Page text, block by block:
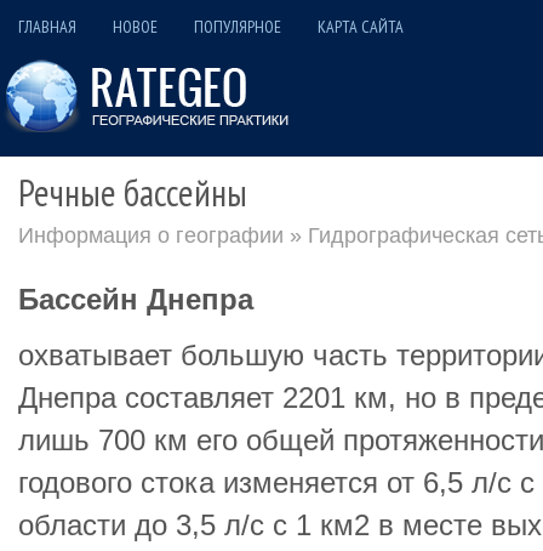
ГЛАВНАЯ НОВОЕ ПОПУЛЯРНОЕ КАРТА САЙТА
Речные бассейны
Информация о географии » Гидрографическая
Бассейн Днепра
охватывает большую часть
Днепра составляет 2201 км, но в
лишь 700 км его общей
годового стока изменяется от 6,5 л/с
области до 3,5 л/с с 1 км2 в месте